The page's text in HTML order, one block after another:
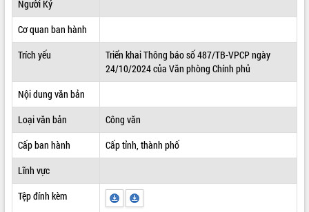
HỆ THỐNG VĂN BẢN
VĂN BẢN HĐND TỈNH
ĐIỂM TIN VĂN BẢN
Người Ký
Cơ quan ban hành
Trích yếu
Triển khai Thông báo số 487/TB-VPCP ngày
24/10/2024 của Văn phòng Chính phủ
Nội dung văn bản
Loại văn bản
Công văn
Cấp ban hành
Cấp tỉnh, thành phố
Lĩnh vực
Tệp đính kèm